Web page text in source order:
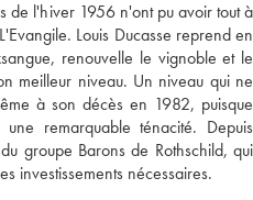
de l'hiver 1956 n'ont pu avoir tout à
Louis Ducasse reprend en
renouvelle le vignoble et le
meilleur niveau. Un niveau qui ne
à son décès en 1982, puisque
remarquable ténacité. Depuis
groupe Barons de Rothschild, qui
investissements nécessaires.